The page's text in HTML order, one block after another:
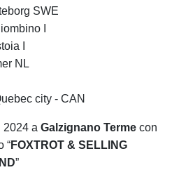
SWE
I
I
NL
city - CAN
2024 a Galzignano Terme con
“FOXTROT & SELLING
”